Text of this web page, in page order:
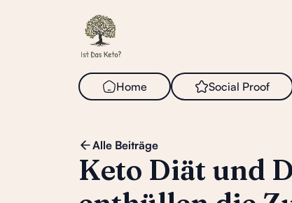
Home Social Proof
Alle Beiträge
Keto Diät und